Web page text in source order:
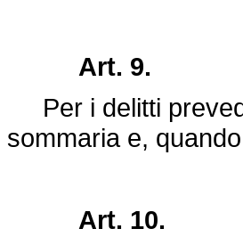
Art. 9.
Per i delitti
sommaria e,
Art. 10.